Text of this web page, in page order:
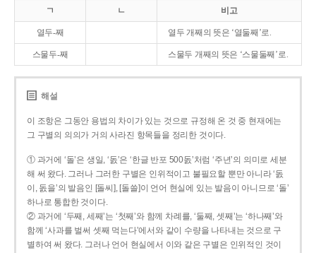
ㄱ ㄴ 비고
열두-째 열두 개째의 뜻은 ‘열둘째’로.
스물두-째 스물두 개째의 뜻은 ‘스물둘째’로.
해설
이 조항은 그동안 용법의 차이가 있는 것으로 규정해 온 것 중 현재에는
그 구별의 의의가 거의 사라진 항목들을 정리한 것이다.
① 과거에 ‘돌’은 생일, ‘돐’은 ‘한글 반포 500돐’처럼 ‘주년’의 의미로 세분
해 써 왔다. 그러나 그러한 구별은 인위적이고 불필요할 뿐만 아니라 ‘돐
이, 돐을’의 발음인 [돌씨], [돌쓸]이 언어 현실에 있는 발음이 아니므로 ‘돌’
하나로 통합한 것이다.
② 과거에 ‘두째, 세째’는 ‘첫째’와 함께 차례를, ‘둘째, 셋째’는 ‘하나째’와
함께 ‘사과를 벌써 셋째 먹는다’에서와 같이 수량을 나타내는 것으로 구
별하여 써 왔다. 그러나 언어 현실에서 이와 같은 구별은 인위적인 것이